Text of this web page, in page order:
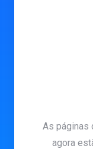
As páginas
agora